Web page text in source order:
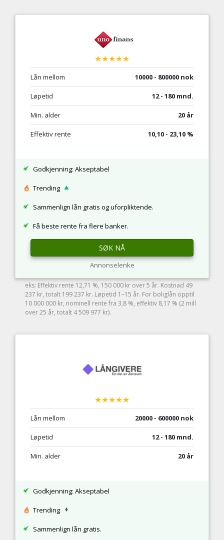
★★★★★
Lån mellom 10000 - 800000 nok
Løpetid 12 - 180 mnd.
Min. alder 20 år
Effektiv rente 10,10 - 23,10 %
Godkjenning: Akseptabel
Trending
Sammenlign lån gratis og uforpliktende.
Få beste rente fra flere banker.
SØK NÅ
Annonselenke
eks: Effektiv rente 12,71 %, 150 000 kr over 5 år. Kostnad 49
237 kr, totalt 199 237 kr. Løpetid 1–15 år. For boliglån opptil
10 000 000 kr, nominell rente fra 3,8 %, effektiv 8,17 % (2 mill
over 25 år, totalt 4 509 977 kr).
★★★★★
Lån mellom 20000 - 600000 nok
Løpetid 12 - 180 mnd.
Min. alder 20 år
Godkjenning: Akseptabel
Trending
Sammenlign lån gratis.